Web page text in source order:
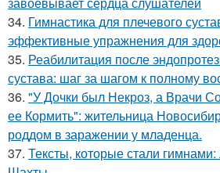
34. Гимнастика для плечевого
эффективные упражнения для
35. Реабилитация после
сустава: шаг за шагом к полному
36. "У Дочки был Некроз, а Врачи
ее Кормить": жительница
роддом в заражении у младенца.
37. Тексты, которые стали